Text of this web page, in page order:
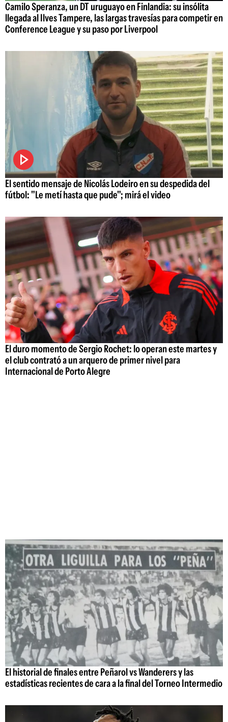
Camilo Speranza, un DT uruguayo en Finlandia: su insólita
llegada al Ilves Tampere, las largas travesías para competir en
Conference League y su paso por Liverpool
El sentido mensaje de Nicolás Lodeiro en su despedida del
fútbol: "Le metí hasta que pude"; mirá el video
El duro momento de Sergio Rochet: lo operan este martes y
el club contrató a un arquero de primer nivel para
Internacional de Porto Alegre
El historial de finales entre Peñarol vs Wanderers y las
estadísticas recientes de cara a la final del Torneo Intermedio